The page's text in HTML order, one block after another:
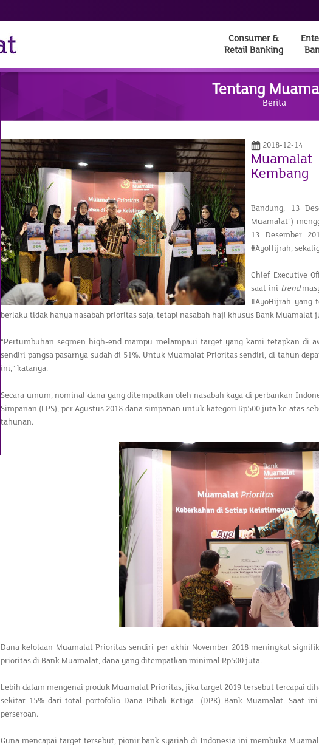
Consumer &
Retail Banking
Tentang
Berita
2018-12-14
Kembang
Bandung, 13
Muamalat”)
13 Desember
#AyoHijrah,
Chief Executive
saat ini trend
#AyoHijrah yang
berlaku tidak hanya nasabah prioritas saja, tetapi nasabah haji khusus Bank Muamalat
“Pertumbuhan segmen high-end mampu melampaui target yang kami tetapkan
sendiri pangsa pasarnya sudah di 51%. Untuk Muamalat Prioritas sendiri, di tahun
ini,” katanya.
Secara umum, nominal dana yang ditempatkan oleh nasabah kaya di perbankan
Simpanan (LPS), per Agustus 2018 dana simpanan untuk kategori Rp500 juta ke atas
tahunan.
Dana kelolaan Muamalat Prioritas sendiri per akhir November 2018 meningkat
prioritas di Bank Muamalat, dana yang ditempatkan minimal Rp500 juta.
Lebih dalam mengenai produk Muamalat Prioritas, jika target 2019 tersebut tercapai
sekitar 15% dari total portofolio Dana Pihak Ketiga (DPK) Bank Muamalat. Saat
perseroan.
Guna mencapai target tersebut, pionir bank syariah di Indonesia ini membuka